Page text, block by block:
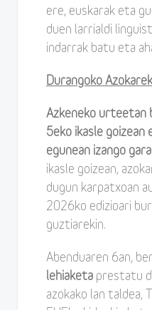
ere, euskarak eta
duen larrialdi
indarrak batu eta
Durangoko
Azkeneko urteetan
5eko ikasle goizean
egunean izango
ikasle goizean,
dugun karpatxoan
2026ko edizioari
guztiarekin.
Abenduaren 6an,
lehiaketa prestatu
azokako lan taldea,